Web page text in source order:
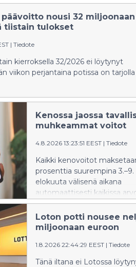
nousi 32 miljoonaan
tiistain tulokset
| Tiedote
kierroksella 32/2026 ei löytynyt
viikon perjantaina potissa on
Kenossa jaossa
muhkeammat voitot
4.8.2026 13:23:51 EEST | Tiedote
Kaikki kenovoitot
prosenttia suurempina 3.–9.
elokuuta välisenä aikana
automaattisesti kaikissa
kaikilla kenotasoilla ja
pelimuodoissa.
Loton potti nousee
miljoonaan euroon
1.8.2026 22:44:29 EEST | Tiedote
Tänä iltana ei Lotossa